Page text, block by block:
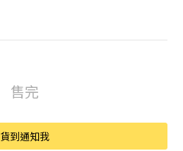
售完
貨到通知我